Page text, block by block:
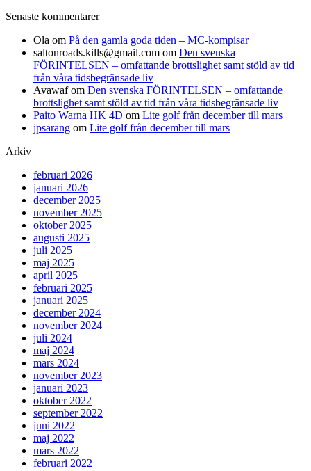
Senaste kommentarer
Ola om På den gamla goda tiden – MC-kompisar
saltonroads.kills@gmail.com om Den svenska
FÖRINTELSEN – omfattande brottslighet samt stöld av tid
från våra tidsbegränsade liv
Avawafom Den svenska FÖRINTELSEN – omfattande
brottslighet samt stöld av tid från våra tidsbegränsade liv
Paito Warna HK 4D om Lite golf från december till mars
jpsarang om Lite golf från december till mars
Arkiv
februari 2026
januari 2026
december 2025
november 2025
oktober 2025
augusti 2025
juli 2025
maj 2025
april 2025
februari 2025
januari 2025
december 2024
november 2024
juli 2024
maj 2024
mars 2024
november 2023
januari 2023
oktober 2022
september 2022
juni 2022
maj 2022
mars 2022
februari 2022